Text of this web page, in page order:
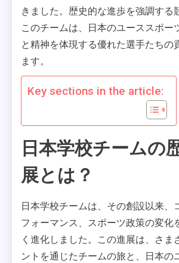
きました。歴史的な進歩を強調する
このチームは、日本のユーススポー
と精神を体現する優れた選手たちの
ます。
Key sections in the article:
日本学校チームの
展とは？
日本学校チームは、その創設以来、
フォーマンス、スポーツ政策の変化
く進化しました。この進展は、さま
ントを通じたチームの旅と、日本の